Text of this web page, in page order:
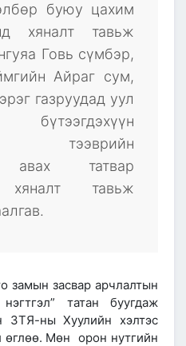
буюу цахим
хяналт тавьж
Говь сүмбэр,
Айраг сум,
газруудад уул
тээврийн
авах татвар
хяналт тавьж
замын засвар арчлалтын
татан буугдаж
ЗТЯ-ны Хуулийн хэлтэс
өглөө. Мөн орон нутгийн